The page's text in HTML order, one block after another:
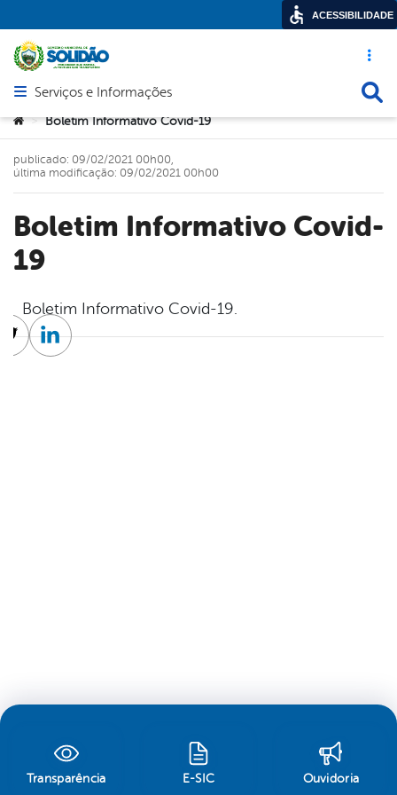
Acesso
Abrir menu principal de navegação
Serviços e Informações
Você está aqui:
> Boletim Informativo Covid-19
Boletim Informativo Covid-
19
publicado: 09/02/2021 00h00,
última modificação: 09/02/2021 00h00
Boletim Informativo Covid-19.
TwitterLinkedin
Transparência E-SIC Ouvidoria
ACESSIBILIDADE